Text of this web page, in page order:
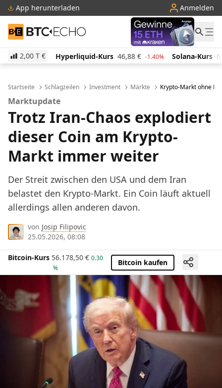
App herunterladen Anmelden
BTC-ECHO
2,00 T €
Kurs 46,88 € -1.40% Solana-Kurs 66,19 € 1.10%
Startseite Schlagzeilen Investment Märkte Krypto-Markt ohne
Marktupdate
Trotz Iran-Chaos explodiert
dieser Coin am Krypto-
Markt immer weiter
Der Streit zwischen den USA und dem Iran
belastet den Krypto-Markt. Ein Coin läuft aktuell
allerdings allen anderen davon.
von Josip Filipovic
25.05.2026, 08:08
Bitcoin-Kurs 56.178,50 € 0.30
%
Bitcoin kaufen